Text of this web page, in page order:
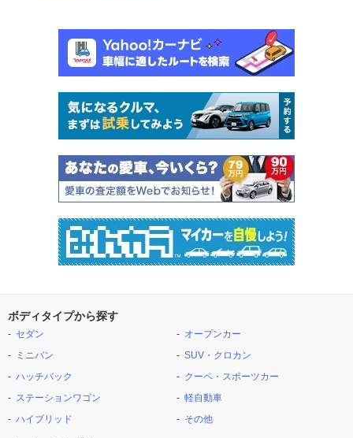
ボディタイプから探す
セダン
ミニバン
ハッチバック
ステーションワゴン
ハイブリッド
オープンカー
SUV・クロカン
クーペ・スポーツカー
軽自動車
その他